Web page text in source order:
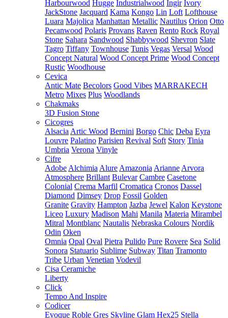
Harbourwood Hugge Industrialwood Ingir Ivory
JackStone Jacquard Kama Kongo Lin Loft Lofthouse
Luara Majolica Manhattan Metallic Nautilus Orion Otto
Pecanwood Polaris Provans Raven Rento Rock Royal
Stone Sahara Sandwood Shabbywood Shevron Slate
Tagro Tiffany Townhouse Tunis Vegas Versal Wood
Concept Natural Wood Concept Prime Wood Concept
Rustic Woodhouse
Cevica
Antic Mate Becolors Good Vibes MARRAKECH
Metro Mixes Plus Woodlands
Chakmaks
3D Fusion Stone
Cicogres
Alsacia Artic Wood Bernini Borgo Chic Deba Eyra
Louvre Palatino Parisien Revival Soft Story Tinia
Umbria Verona Vinyle
Cifre
Adobe Alchimia Alure Amazonia Arianne Arvora
Atmosphere Brillant Bulevar Cambre Casetone
Colonial Crema Marfil Cromatica Cronos Dassel
Diamond Dimsey Drop Fossil Golden
Granite Gravity Hampton Jazba Jewel Kalon Keystone
Liceo Luxury Madison Mahi Manila Materia Mirambel
Mitral Montblanc Nautalis Nebraska Colours Nordik
Odin Oken
Omnia Opal Oval Pietra Pulido Pure Rovere Sea Solid
Sonora Statuario Sublime Subway Titan Tramonto
Tribe Urban Venetian Vodevil
Cisa Ceramiche
Liberty
Click
Tempo And Inspire
Codicer
Evoque Roble Gres Skyline Glam Hex25 Stella